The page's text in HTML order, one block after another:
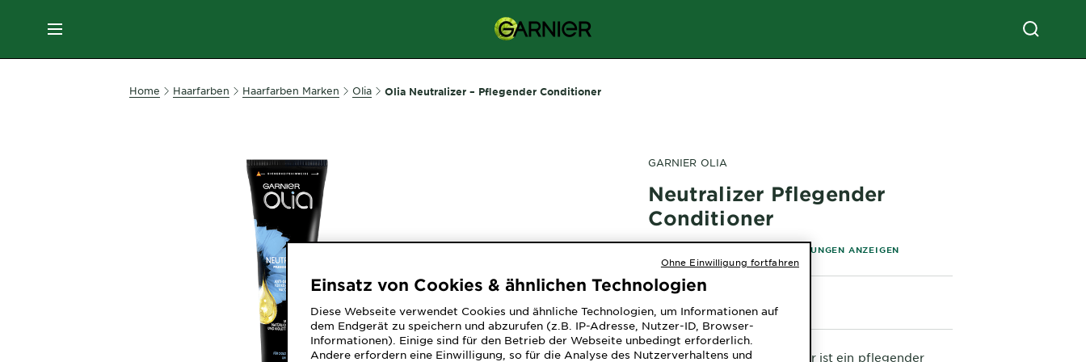
MENU
GESICHTSPFLEGE
Home Haarfarben Haarfarben Marken Olia Olia Neutralizer – Pflegender Conditioner
GARNIER OLIA
Neutralizer Pflegender
Conditioner
4.4565 out of 5 stars based on reviews
ALLE 92 BEWERTUNGEN ANZEIGEN
Der Garnier Olia Neutralizer ist ein pflegender
Einsatz von Cookies & ähnlichen Technologien
Diese Webseite verwendet Cookies und ähnliche Technologien, um Informationen auf
dem Endgerät zu speichern und abzurufen (z.B. IP-Adresse, Nutzer-ID, Browser-
Informationen). Einige sind für den Betrieb der Webseite unbedingt erforderlich.
Andere erfordern eine Einwilligung, so für die Analyse des Nutzerverhaltens und
Ohne Einwilligung fortfahren